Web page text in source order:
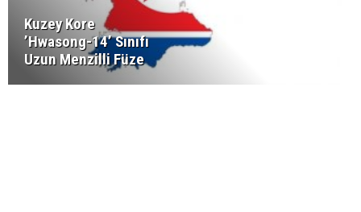
Kuzey Kore
’Hwasong-14’ Sınıfı
Uzun Menzilli Füze